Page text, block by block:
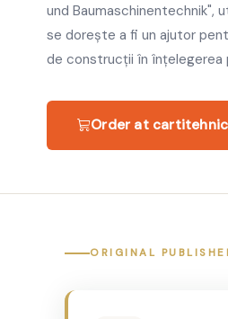
und Baumaschinentechnik",
se dorește a fi un ajutor
de construcții în înțelegerea
Order at
ORIGINAL